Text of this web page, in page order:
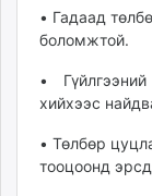
shuum.mn
times.mn
tvmongolia.mn
mass.mn
assa.mn
• Гадаад
боломжтой.
•
хийхээс
• Төлбөр
тооцоонд